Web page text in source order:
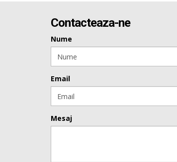
Contacteaza-ne
Nume
Email
Mesaj